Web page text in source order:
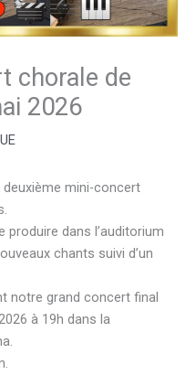
chorale de
2026
deuxième mini-concert
produire dans l’auditorium
chants suivi d’un
notre grand concert final
à 19h dans la